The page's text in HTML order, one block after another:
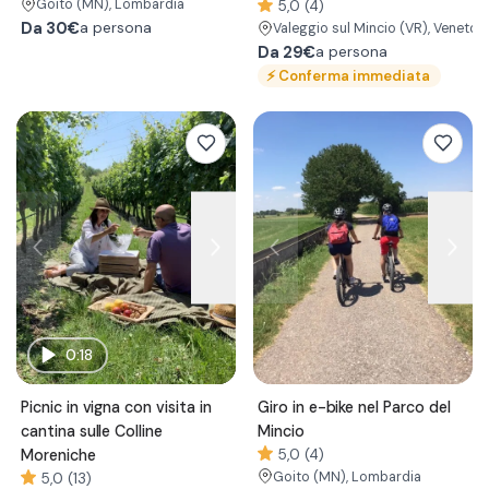
Goito (MN), Lombardia
Da 30€a persona
5,0 (4)
Valeggio sul Mincio (VR), Veneto
Da 29€a persona
⚡Conferma immediata
0:18
Picnic in vigna con visita in
cantina sulle Colline
Moreniche
5,0 (13)
Giro in e-bike nel Parco del
Mincio
5,0 (4)
Goito (MN), Lombardia